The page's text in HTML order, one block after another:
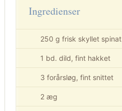
Ingredienser
250 g frisk skyllet spinat
1 bd. dild, fint hakket
3 forårsløg, fint snittet
2 æg